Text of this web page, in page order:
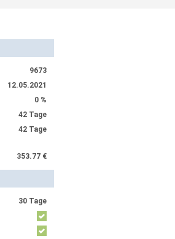
9673
12.05.2021
0 %
42 Tage
42 Tage
353.77 €
30 Tage